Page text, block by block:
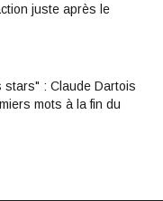
juste après le
stars" : Claude Dartois
mots à la fin du